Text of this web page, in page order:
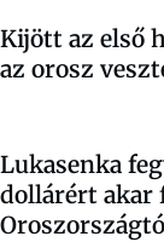
Kijött az első
az orosz
Lukasenka
dollárért akar